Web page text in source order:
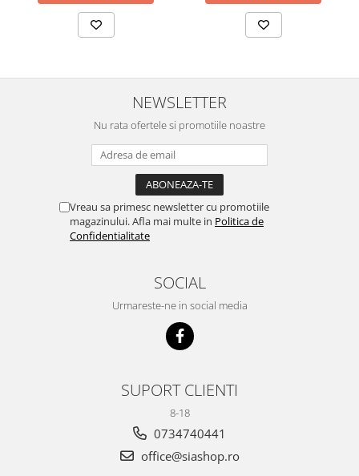
NEWSLETTER
Nu rata ofertele si promotiile noastre
Vreau sa primesc newsletter cu promotiile
magazinului. Afla mai multe in Politica de
Confidentialitate
SOCIAL
Urmareste-ne in social media
SUPORT CLIENTI
8-18
0734740441
office@siashop.ro